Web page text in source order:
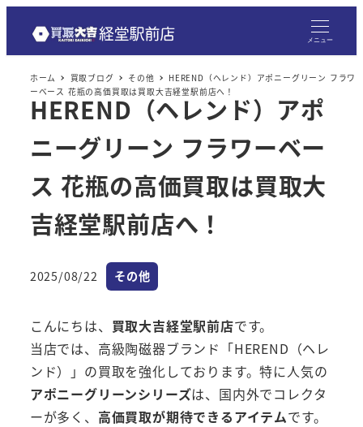
メニュー
ホーム 買取ブログ その他
HEREND（ヘレンド）アポニーグリーン フラワ
ーベース 花瓶の高価買取は買取大吉経堂駅前店へ！
HEREND（ヘレンド）アポ
ニーグリーン フラワーベー
ス 花瓶の高価買取は買取大
吉経堂駅前店へ！
投稿日
2025/08/22 カテゴリー
その他
こんにちは、 買取大吉経堂駅前店です。
当店では、高級陶磁器ブランド「HEREND（ヘレ
ンド）」の買取を強化しております。特に人気の
アポニーグリーンシリーズは、国内外でコレクタ
ーが多く、 高価買取が期待できるアイテムです。